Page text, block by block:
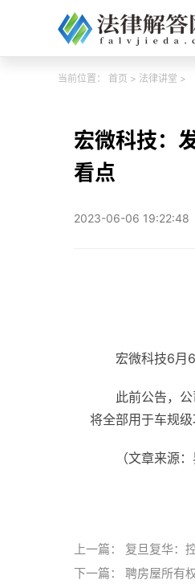
当前位置： 首页 > 法律讲堂 >
宏微科技：
看点
2023-06-06 19:22:48
宏微科技6月
此前公告，
将全部用于车规
（文章来源
上一篇： 复旦复华：
下一篇： 聘房屋所有